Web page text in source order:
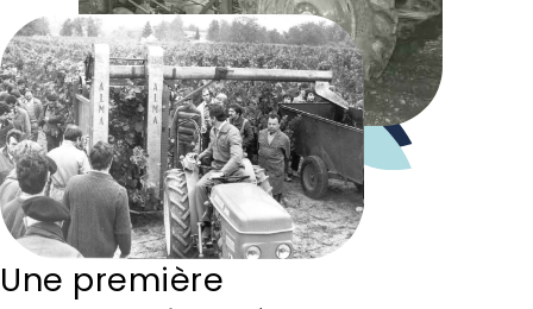
Une première